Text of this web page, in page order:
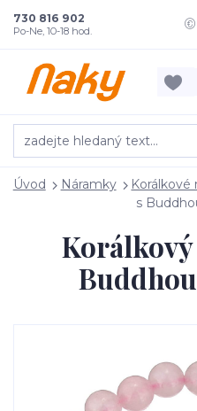
730 816 902
Po-Ne, 10-18 hod.
Úvod Náramky Korálkové
s